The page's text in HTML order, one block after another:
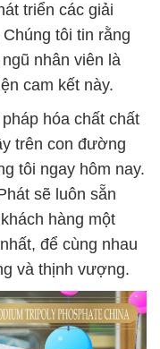
triển các giải
tôi tin rằng
nhân viên là
cam kết này.
hóa chất chất
trên con đường
tôi ngay hôm nay.
sẽ luôn sẵn
hàng một
để cùng nhau
và thịnh vượng.